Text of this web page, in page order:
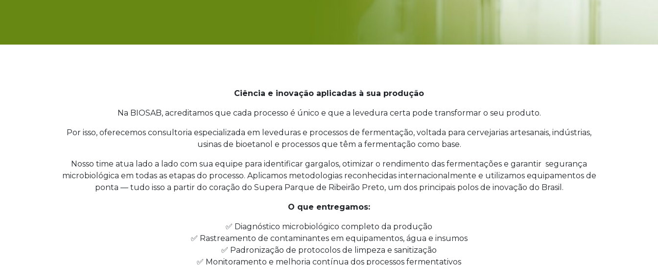
Ciência e inovação aplicadas à sua produção
Na BIOSAB, acreditamos que cada processo é único e que a levedura certa pode transformar o seu produto.
Por isso, oferecemos consultoria especializada em leveduras e processos de fermentação, voltada para cervejarias artesanais, indústrias,
usinas de bioetanol e processos que têm a fermentação como base.
Nosso time atua lado a lado com sua equipe para identificar gargalos, otimizar o rendimento das fermentações e garantir segurança
microbiológica em todas as etapas do processo. Aplicamos metodologias reconhecidas internacionalmente e utilizamos equipamentos de
ponta — tudo isso a partir do coração do Supera Parque de Ribeirão Preto, um dos principais polos de inovação do Brasil.
O que entregamos:
✅ Diagnóstico microbiológico completo da produção
✅ Rastreamento de contaminantes em equipamentos, água e insumos
✅ Padronização de protocolos de limpeza e sanitização
✅ Monitoramento e melhoria contínua dos processos fermentativos